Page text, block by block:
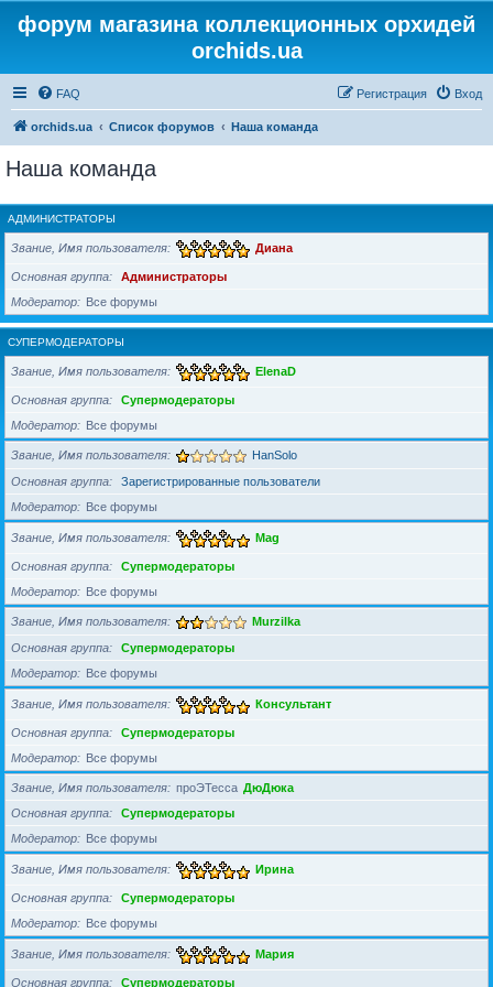
форум магазина коллекционных орхидей
orchids.ua
FAQ Вход
Регистрация
orchids.ua Список форумов Наша команда
Наша команда
АДМИНИСТРАТОРЫ
Звание, Имя пользователя Диана
Основная группа
Администраторы
Модератор
Все форумы
СУПЕРМОДЕРАТОРЫ
Звание, Имя пользователя ElenaD
Основная группа
Супермодераторы
Модератор
Все форумы
Звание, Имя пользователя HanSolo
Основная группа
Зарегистрированные пользователи
Модератор
Все форумы
Звание, Имя пользователя Mag
Основная группа
Супермодераторы
Модератор
Все форумы
Звание, Имя пользователя Murzilka
Основная группа
Супермодераторы
Модератор
Все форумы
Звание, Имя пользователя Консультант
Основная группа
Супермодераторы
Модератор
Все форумы
Звание, Имя пользователя проЭТесса ДюДюка
Основная группа
Супермодераторы
Модератор
Все форумы
Звание, Имя пользователя Ирина
Основная группа
Супермодераторы
Модератор
Все форумы
Звание, Имя пользователя Мария
Основная группа Супермодераторы